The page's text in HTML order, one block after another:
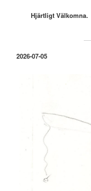
Hjärtligt Välkomna.
2026-07-05